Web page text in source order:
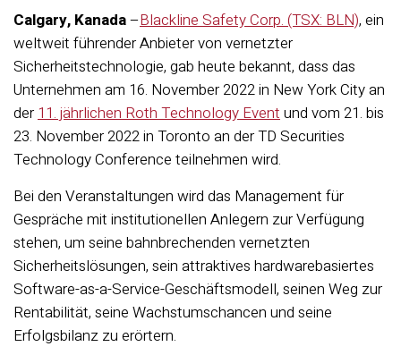
Calgary, Kanada–Blackline Safety Corp. (TSX: BLN), ein
weltweit führender Anbieter von vernetzter
Sicherheitstechnologie, gab heute bekannt, dass das
Unternehmen am 16. November 2022 in New York City an
der11. jährlichen Roth Technology Eventund vom 21. bis
23. November 2022 in Toronto an der TD Securities
Technology Conference teilnehmen wird.
Bei den Veranstaltungen wird das Management für
Gespräche mit institutionellen Anlegern zur Verfügung
stehen, um seine bahnbrechenden vernetzten
Sicherheitslösungen, sein attraktives hardwarebasiertes
Software-as-a-Service-Geschäftsmodell, seinen Weg zur
Rentabilität, seine Wachstumschancen und seine
Erfolgsbilanz zu erörtern.